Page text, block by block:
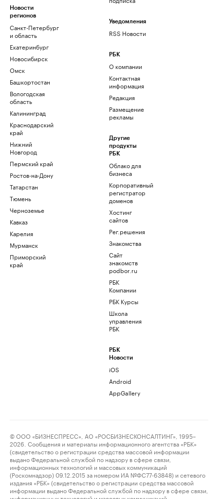
Новости
регионов
Санкт-Петербург
и область
Екатеринбург
Новосибирск
Омск
Башкортостан
Вологодская
область
Калининград
Краснодарский
край
Нижний
Новгород
Пермский край
Ростов-на-Дону
Татарстан
Тюмень
Черноземье
Кавказ
Карелия
Мурманск
Приморский
край
Уведомления
RSS Новости
РБК
О компании
Контактная
информация
Редакция
Размещение
рекламы
Другие
продукты
РБК
Облако для
бизнеса
Корпоративный
регистратор
доменов
Хостинг
сайтов
Рег.решения
Знакомства
Сайт
знакомств
podbor.ru
РБК
Компании
РБК Курсы
Школа
управления
РБК
РБК
Новости
iOS
Android
AppGallery
© ООО «БИЗНЕСПРЕСС», АО «РОСБИЗНЕСКОНСАЛТИНГ», 1995–
2026. Сообщения и материалы информационного агентства «РБК»
(свидетельство о регистрации средства массовой информации
выдано Федеральной службой по надзору в сфере связи,
информационных технологий и массовых коммуникаций
(Роскомнадзор) 09.12.2015 за номером ИА №ФС77-63848) и сетевого
издания «РБК» (свидетельство о регистрации средства массовой
информации выдано Федеральной службой по надзору в сфере связи,